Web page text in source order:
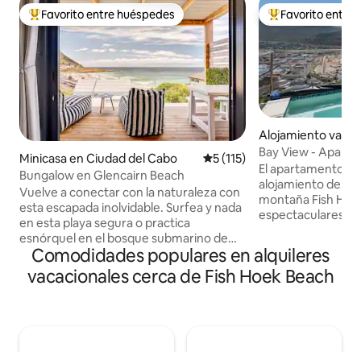
Favorito entre huéspedes preferido
Favorito entre huéspedes
Minicasa en Ciudad del Cabo Calificación promedio: 5 de
5 (115)
Bungalow en Glencairn Beach
Vuelve a conectar con la naturaleza con
esta escapada inolvidable. Surfea y nada
en esta playa segura o practica
esnórquel en el bosque submarino de
algas africanas. Sube al icónico pico de
Elsie, con su increíblemente diversa flora
y, por supuesto, unas vistas
Favorito entre
Favorito entre
Alojamiento
ad del Cabo
Bay View -
El apartamento
alojamiento de
montaña Fish
espectaculares a
circundantes.
de dos amplios
planta abierta,
Comodidades populares en alquileres
vacacionales cerca de Fish Hoek Beach